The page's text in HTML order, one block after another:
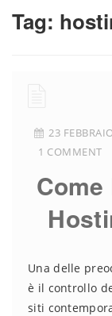
Tag:
23
1 COMMENT
Una delle
è il controllo
siti